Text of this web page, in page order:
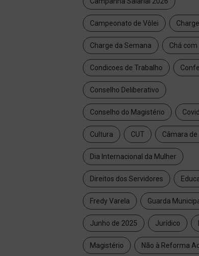
Campeonato de Vôlei Charge
Charge da Semana Chá
Condicoes de Trabalho
Conselho Deliberativo
Conselho do Magistério
Cultura CUT Câmara
Dia Internacional da Mulher
Direitos dos Servidores
Fredy Varela Guarda
Junho de 2025 Jurídico
Magistério Não à Reforma